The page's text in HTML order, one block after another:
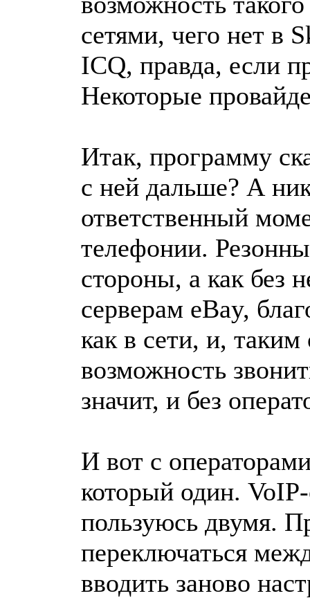
сетями, чего нет в
ICQ, правда, если
Некоторые
Итак, программу
с ней дальше? А
ответственный
телефонии.
стороны, а как без
серверам eBay,
как в сети, и,
возможность
значит, и без
И вот с
который один.
пользуюсь двумя.
переключаться
вводить заново